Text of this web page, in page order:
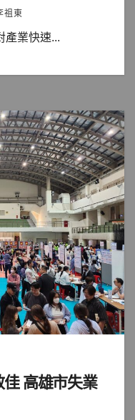
祖東
產業快速...
高雄市失業